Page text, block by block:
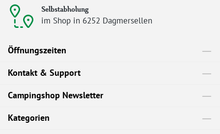
Selbstabholung
im Shop in 6252 Dagmersellen
Öffnungszeiten
Kontakt & Support
Campingshop Newsletter
Kategorien